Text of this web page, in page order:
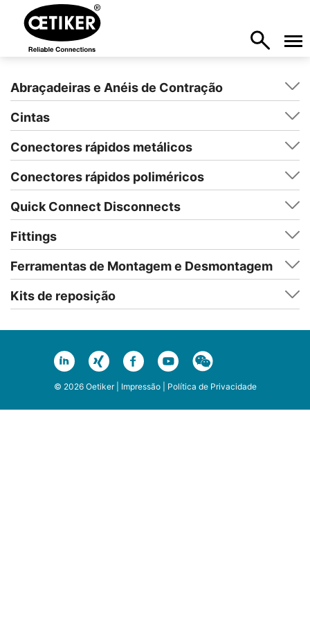
Abraçadeiras e Anéis de Contração
Cintas
Conectores rápidos metálicos
Conectores rápidos poliméricos
Quick Connect Disconnects
Fittings
Ferramentas de Montagem e Desmontagem
Kits de reposição
© 2026 Oetiker | Impressão| Política de Privacidade